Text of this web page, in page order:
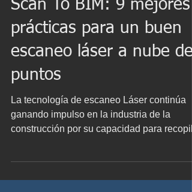
11 mar 2020
Scan To BIM: 9 mejores
prácticas para un buen
escaneo láser a nube de
puntos
La tecnología de escaneo Láser continúa
construcción por su capacidad para